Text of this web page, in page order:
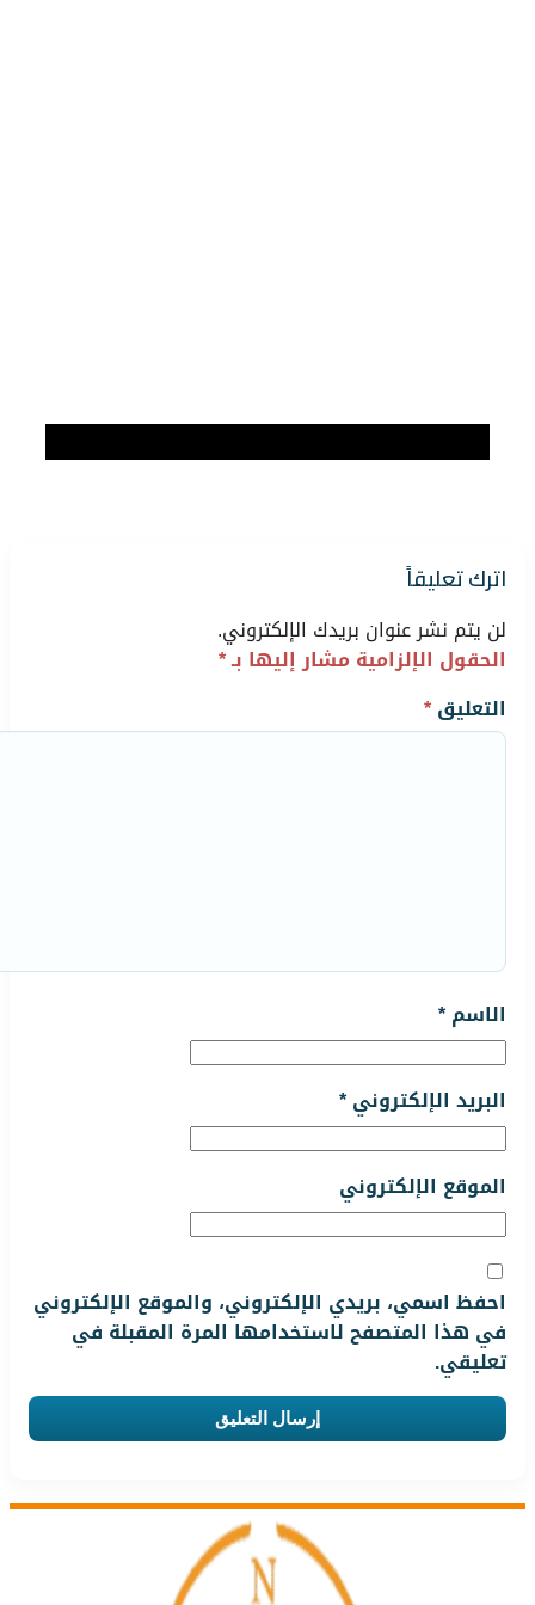
اترك تعليقاً
لن يتم نشر عنوان بريدك الإلكتروني.
الحقول الإلزامية مشار إليها بـ*
التعليق*
الاسم*
البريد الإلكتروني*
الموقع الإلكتروني
احفظ اسمي، بريدي الإلكتروني، والموقع الإلكتروني
في هذا المتصفح لاستخدامها المرة المقبلة في
تعليقي.